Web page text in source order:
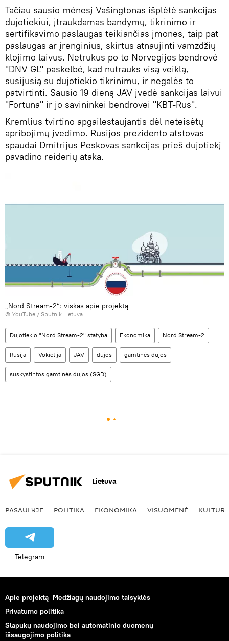
Tačiau sausio mėnesį Vašingtonas išplėtė sankcijas
dujotiekiui, įtraukdamas bandymų, tikrinimo ir
sertifikavimo paslaugas teikiančias įmones, taip pat
paslaugas ar įrenginius, skirtus atnaujinti vamzdžių
klojimo laivus. Netrukus po to Norvegijos bendrovė
"DNV GL" paskelbė, kad nutrauks visą veiklą,
susijusią su dujotiekio tikrinimu, ir negalės to
patvirtinti. Sausio 19 dieną JAV įvedė sankcijas laivui
"Fortuna" ir jo savininkei bendrovei "KBT-Rus".
Kremlius tvirtino apgailestaujantis dėl neteisėtų
apribojimų įvedimo. Rusijos prezidento atstovas
spaudai Dmitrijus Peskovas sankcijas prieš dujotiekį
pavadino reiderių ataka.
„Nord Stream-2“: viskas apie projektą
© YouTube / Sputnik Lietuva
Dujotiekio "Nord Stream-2" statyba Ekonomika Nord Stream-2
Rusija Vokietija JAV dujos gamtinės dujos
suskystintos gamtinės dujos (SGD)
Lietuva
PASAULYJE POLITIKA EKONOMIKA VISUOMENĖ KULTŪRA
Telegram
Apie projektą Medžiagų naudojimo taisyklės
Privatumo politika
Slapukų naudojimo bei automatinio duomenų
išsaugojimo politika